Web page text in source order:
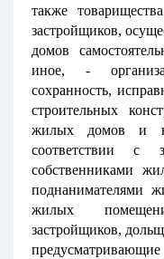
также
застройщиков,
домов
иное, -
сохранность,
строительных
жилых домов и
соответствии с
собственниками
поднанимателями
жилых
застройщиков,